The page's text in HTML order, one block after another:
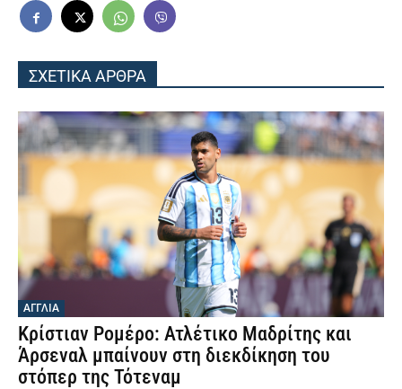
ΣΧΕΤΙΚΑ ΑΡΘΡΑ
ΑΓΓΛΙΑ
Κρίστιαν Ρομέρο: Ατλέτικο Μαδρίτης και
Άρσεναλ μπαίνουν στη διεκδίκηση του
στόπερ της Τότεναμ